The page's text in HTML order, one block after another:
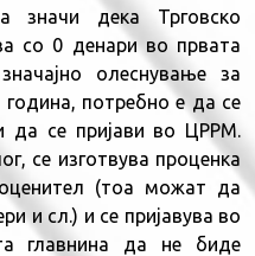
значи дека Трговско
со 0 денари во првата
олеснување за
потребно е да се
да се пријави во ЦРРМ.
се изготвува проценка
(тоа можат да
и сл.) и се пријавува во
главнина да не биде